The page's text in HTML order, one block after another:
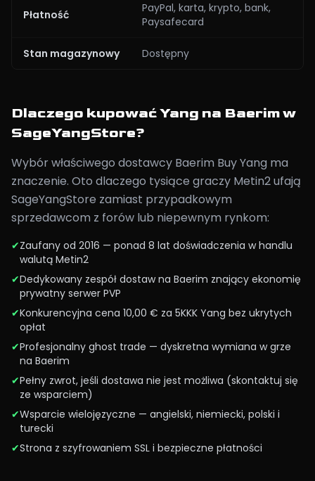
Płatność
PayPal, karta, krypto, bank,
Paysafecard
Stan magazynowy Dostępny
Dlaczego kupować Yang na Baerim w
SageYangStore?
Wybór właściwego dostawcy Baerim Buy Yang ma
znaczenie. Oto dlaczego tysiące graczy Metin2 ufają
SageYangStore zamiast przypadkowym
sprzedawcom z forów lub niepewnym rynkom:
✔Zaufany od 2016 — ponad 8 lat doświadczenia w handlu
walutą Metin2
✔Dedykowany zespół dostaw na Baerim znający ekonomię
prywatny serwer PVP
✔Konkurencyjna cena 10,00 € za 5KKK Yang bez ukrytych
opłat
✔Profesjonalny ghost trade — dyskretna wymiana w grze
na Baerim
✔Pełny zwrot, jeśli dostawa nie jest możliwa (skontaktuj się
ze wsparciem)
✔Wsparcie wielojęzyczne — angielski, niemiecki, polski i
turecki
✔Strona z szyfrowaniem SSL i bezpieczne płatności